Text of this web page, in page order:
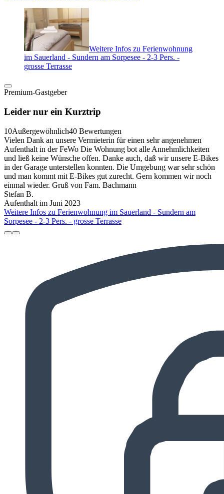
Weitere Infos zu Ferienwohnung
im Sauerland - Sundern am Sorpesee - 2-3 Pers. -
grosse Terrasse
Premium-Gastgeber
Leider nur ein Kurztrip
10Außergewöhnlich40 Bewertungen
Vielen Dank an unsere Vermieterin für einen sehr angenehmen
Aufenthalt in der FeWo Die Wohnung bot alle Annehmlichkeiten
und ließ keine Wünsche offen. Danke auch, daß wir unsere E-Bikes
in der Garage unterstellen konnten. Die Umgebung war sehr schön
und man kommt mit E-Bikes gut zurecht. Gern kommen wir noch
einmal wieder. Gruß von Fam. Bachmann
Stefan B.
Aufenthalt im Juni 2023
Weitere Infos zu Ferienwohnung im Sauerland - Sundern am
Sorpesee - 2-3 Pers. - grosse Terrasse